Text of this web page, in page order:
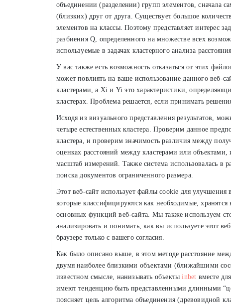
объединении (разделении) групп элементов, сначала
(близких) друг от друга. Существует большое
элементов на классы. Поэтому представляет интерес
разбиения Q, определенного на множестве всех
используемые в задачах кластерного анализа
У вас также есть возможность отказаться от этих
может повлиять на ваше использование данного веб-
кластерами, а Xi и Yi это характеристики,
кластерах. Проблема решается, если принимать
Исходя из визуального представления результатов,
четыре естественных кластера. Проверим данное
кластера, и проверим значимость различия между
оценках расстояний между кластерами или
масштаб измерений. Также система использовалась в
поиска документов ограниченного размера.
Этот веб-сайт использует файлы cookie для
которые классифицируются как необходимые,
основных функций веб-сайта. Мы также используем
анализировать и понимать, как вы используете этот
браузере только с вашего согласия.
Как было описано выше, в этом методе расстояние
двумя наиболее близкими объектами (ближайшими
известном смысле, нанизывать объектыinbet вместе
имеют тенденцию быть представленными длинными
поясняет цель алгоритма объединения (древовидной